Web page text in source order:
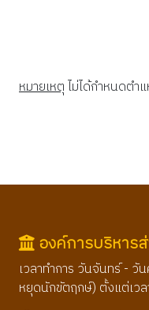
หมายเหตุไม่ได้กำหนดตำ
องค์การบริหาร
เวลาทำการ วันจันทร์ -
หยุดนักขัตฤกษ์) ตั้งแต่เว